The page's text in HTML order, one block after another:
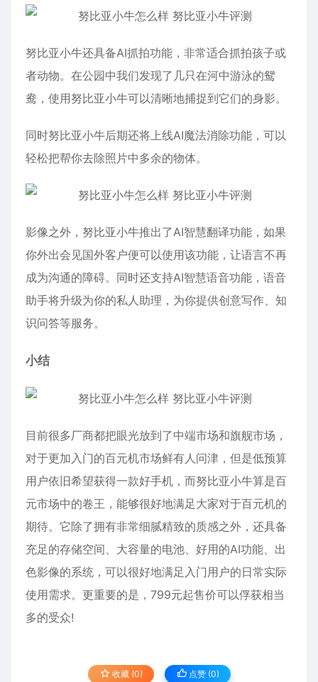
努比亚小牛还具备AI抓拍功能，非常适合抓拍孩子或
者动物。在公园中我们发现了几只在河中游泳的鸳
鸯，使用努比亚小牛可以清晰地捕捉到它们的身影。
同时努比亚小牛后期还将上线AI魔法消除功能，可以
轻松把帮你去除照片中多余的物体。
影像之外，努比亚小牛推出了AI智慧翻译功能，如果
你外出会见国外客户便可以使用该功能，让语言不再
成为沟通的障碍。同时还支持AI智慧语音功能，语音
助手将升级为你的私人助理，为你提供创意写作、知
识问答等服务。
小结
目前很多厂商都把眼光放到了中端市场和旗舰市场，
对于更加入门的百元机市场鲜有人问津，但是低预算
用户依旧希望获得一款好手机，而努比亚小牛算是百
元市场中的卷王，能够很好地满足大家对于百元机的
期待。它除了拥有非常细腻精致的质感之外，还具备
充足的存储空间、大容量的电池、好用的AI功能、出
色影像的系统，可以很好地满足入门用户的日常实际
使用需求。更重要的是，799元起售价可以俘获相当
多的受众!
收藏 (0) 点赞 (0)